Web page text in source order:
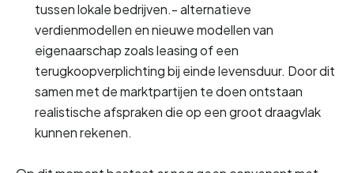
tussen lokale bedrijven.- alternatieve
verdienmodellen en nieuwe modellen van
eigenaarschap zoals leasing of een
terugkoopverplichting bij einde levensduur. Door dit
samen met de marktpartijen te doen ontstaan
realistische afspraken die op een groot draagvlak
kunnen rekenen.